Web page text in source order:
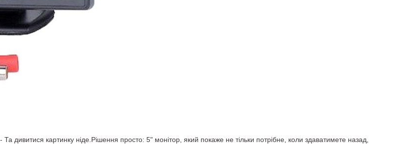
дивитися картинку ніде.Рішення просто: 5" монітор, який покаже не тільки потрібне, коли здаватимете назад,